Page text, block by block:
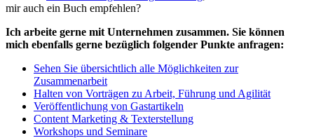
mir auch ein Buch empfehlen?
Ich arbeite gerne mit Unternehmen zusammen. Sie können
mich ebenfalls gerne bezüglich folgender Punkte anfragen:
Sehen Sie übersichtlich alle Möglichkeiten zur
Zusammenarbeit
Halten von Vorträgen zu Arbeit, Führung und Agilität
Veröffentlichung von Gastartikeln
Content Marketing & Texterstellung
Workshops und Seminare